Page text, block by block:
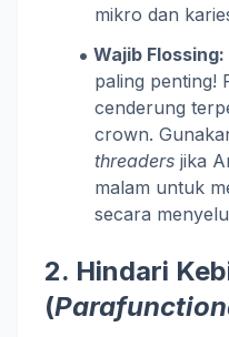
mikro dan
Wajib Flossing:
paling penting!
cenderung
crown.
threadersjika
malam untuk
secara
2. Hindari
(